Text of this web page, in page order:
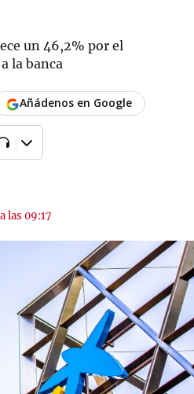
un 46,2% por el
la banca
las 09:17
Añádenos en Google